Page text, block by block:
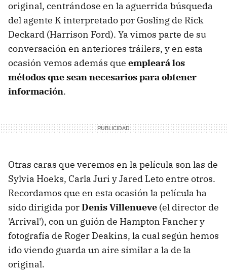
original, centrándose en la aguerrida búsqueda
del agente K interpretado por Gosling de Rick
Deckard (Harrison Ford). Ya vimos parte de su
conversación en anteriores tráilers, y en esta
ocasión vemos además que empleará los
métodos que sean necesarios para obtener
información.
Otras caras que veremos en la película son las de
Sylvia Hoeks, Carla Juri y Jared Leto entre otros.
Recordamos que en esta ocasión la película ha
sido dirigida porDenis Villenueve (el director de
'Arrival'), con un guión de Hampton Fancher y
fotografía de Roger Deakins, la cual según hemos
ido viendo guarda un aire similar a la de la
original.